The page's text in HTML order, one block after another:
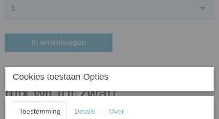
In winkelwagen
Mozaïek Glas Puzzelstukjes -
mix wit tot zwart
Breng je creativiteit tot leven met deze hoogwaardige mozaïek
Cookies toestaan Opties
Toestemming Details Over